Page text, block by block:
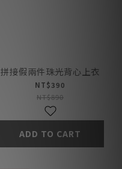
拼接假兩件珠光背心上衣
NT$390
NT$890
ADD TO CART